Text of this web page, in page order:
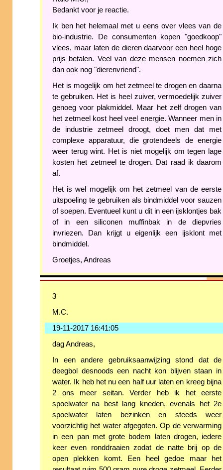
Bedankt voor je reactie.
Ik ben het helemaal met u eens over vlees van de
bio-industrie. De consumenten kopen "goedkoop"
vlees, maar laten de dieren daarvoor een heel hoge
prijs betalen. Veel van deze mensen noemen zich
dan ook nog "dierenvriend".
Het is mogelijk om het zetmeel te drogen en daarna
te gebruiken. Het is heel zuiver, vermoedelijk zuiver
genoeg voor plakmiddel. Maar het zelf drogen van
het zetmeel kost heel veel energie. Wanneer men in
de industrie zetmeel droogt, doet men dat met
complexe apparatuur, die grotendeels de energie
weer terug wint. Het is niet mogelijk om tegen lage
kosten het zetmeel te drogen. Dat raad ik daarom
af.
Het is wel mogelijk om het zetmeel van de eerste
uitspoeling te gebruiken als bindmiddel voor sauzen
of soepen. Eventueel kunt u dit in een ijsklontjes bak
of in een siliconen muffinbak in de diepvries
invriezen. Dan krijgt u eigenlijk een ijsklont met
bindmiddel.
Groetjes, Andreas
3
M.C.
19-11-2017 16:41:05
dag Andreas,
In een andere gebruiksaanwijzing stond dat de
deegbol desnoods een nacht kon blijven staan in
water. Ik heb het nu een half uur laten en kreeg bijna
2 ons meer seitan. Verder heb ik het eerste
spoelwater na best lang kneden, evenals het 2e
spoelwater laten bezinken en steeds weer
voorzichtig het water afgegoten. Op de verwarming
in een pan met grote bodem laten drogen, iedere
keer even ronddraaien zodat de natte brij op de
open plekken komt. Een heel gedoe maar het